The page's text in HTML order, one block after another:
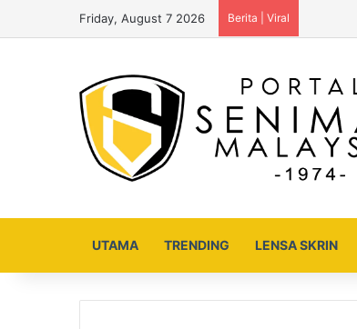
Friday, August 7 2026 Berita | Viral
UTAMA TRENDING LENSA SKRIN